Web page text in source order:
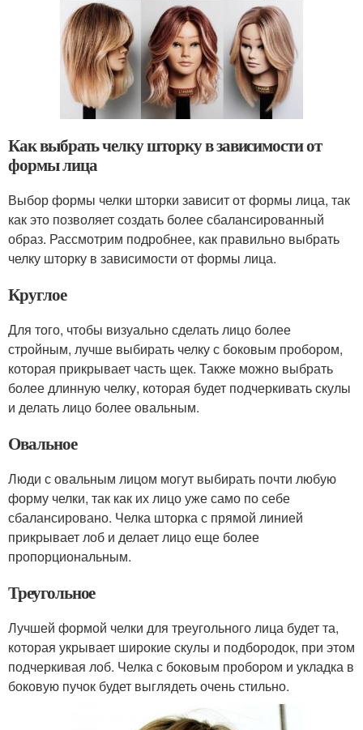
Как выбрать челку шторку в зависимости от
формы лица
Выбор формы челки шторки зависит от формы лица, так
как это позволяет создать более сбалансированный
образ. Рассмотрим подробнее, как правильно выбрать
челку шторку в зависимости от формы лица.
Круглое
Для того, чтобы визуально сделать лицо более
стройным, лучше выбирать челку с боковым пробором,
которая прикрывает часть щек. Также можно выбрать
более длинную челку, которая будет подчеркивать скулы
и делать лицо более овальным.
Овальное
Люди с овальным лицом могут выбирать почти любую
форму челки, так как их лицо уже само по себе
сбалансировано. Челка шторка с прямой линией
прикрывает лоб и делает лицо еще более
пропорциональным.
Треугольное
Лучшей формой челки для треугольного лица будет та,
которая укрывает широкие скулы и подбородок, при этом
подчеркивая лоб. Челка с боковым пробором и укладка в
боковую пучок будет выглядеть очень стильно.